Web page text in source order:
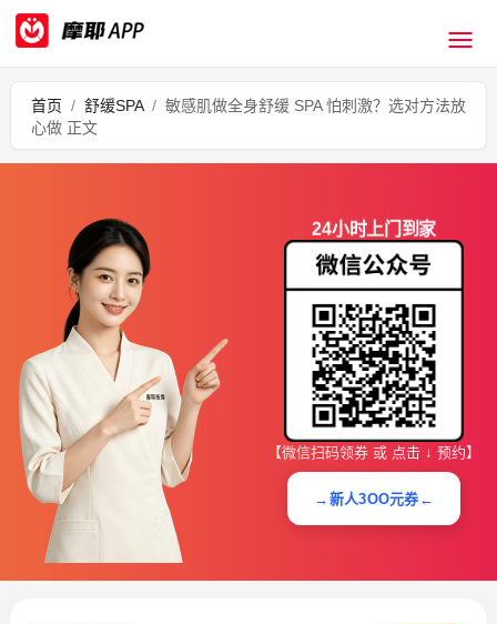
首页 / 舒缓SPA / 敏感肌做全身舒缓 SPA 怕刺激？选对方法放
心做 正文
24小时上门到家
【微信扫码领券 或 点击 ↓ 预约】
→新人3OO元券←